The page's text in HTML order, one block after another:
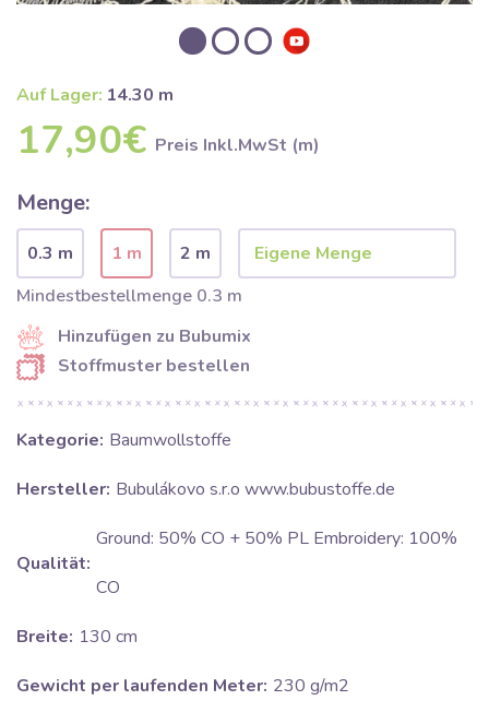
Auf Lager: 14.30 m
17,90€ Preis Inkl.MwSt (m)
Menge:
0.3 m 1 m
2 m
Mindestbestellmenge 0.3 m
Hinzufügen zu Bubumix
Stoffmuster bestellen
Kategorie: Baumwollstoffe
Hersteller: Bubulákovo s.r.o www.bubustoffe.de
Qualität:
Ground: 50% CO + 50% PL Embroidery: 100%
CO
Breite: 130 cm
Gewicht per laufenden Meter: 230 g/m2